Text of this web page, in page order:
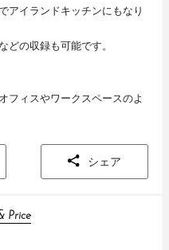
アイランドキッチンにもなり
どの収録も可能です。
フィスやワークスペースのよ
シェア
Price